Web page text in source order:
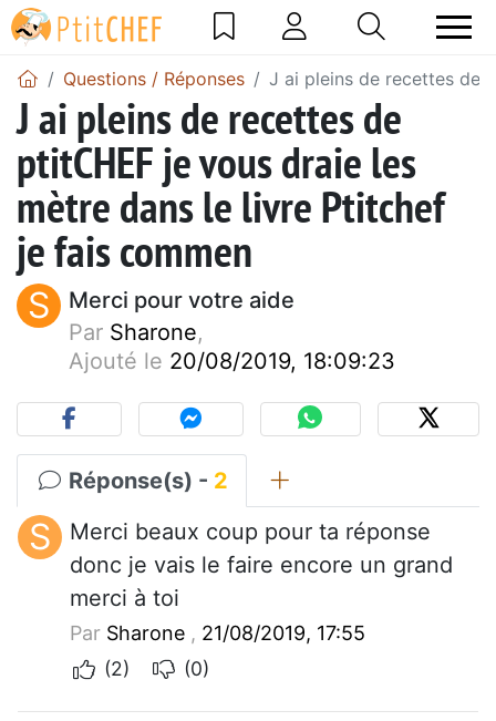
Questions / Réponses J ai pleins de recettes de
J ai pleins de recettes de
ptitCHEF je vous draie les
mètre dans le livre Ptitchef
je fais commen
S
Merci pour votre aide
Par Sharone,
Ajouté le 20/08/2019, 18:09:23
Réponse(s) - 2
S
Merci beaux coup pour ta réponse
donc je vais le faire encore un grand
merci à toi
Par Sharone , 21/08/2019, 17:55
(2)
(0)